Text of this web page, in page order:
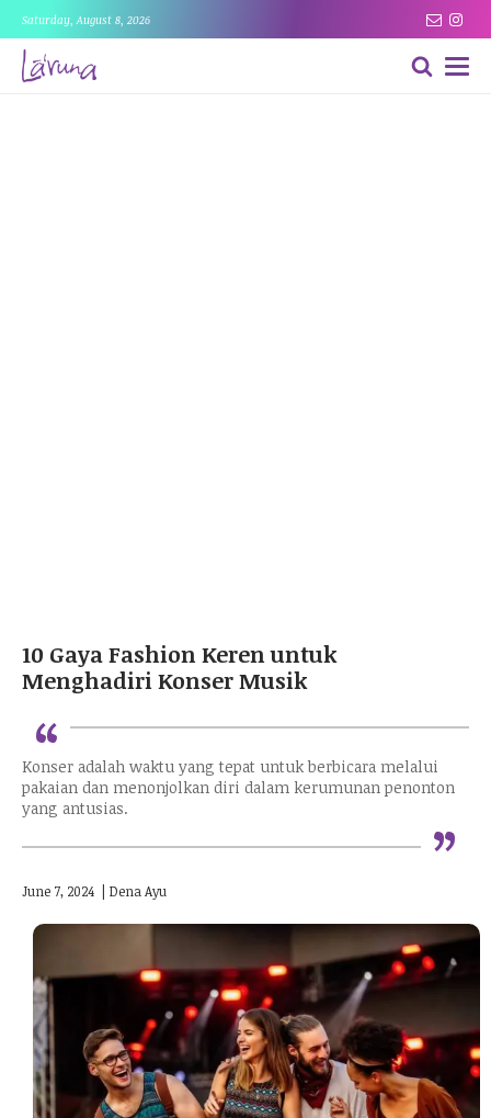
Saturday, August 8, 2026
10 Gaya Fashion Keren untuk
Menghadiri Konser Musik
“
Konser adalah waktu yang tepat untuk berbicara melalui
pakaian dan menonjolkan diri dalam kerumunan penonton
yang antusias.
“
June 7, 2024 Dena Ayu